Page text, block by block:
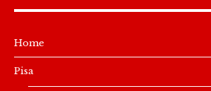
Home
Pisa